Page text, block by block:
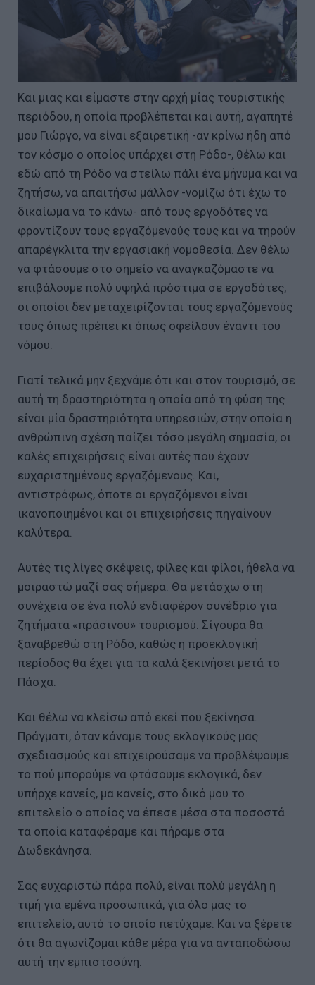
Και μιας και είμαστε στην αρχή μίας τουριστικής
περιόδου, η οποία προβλέπεται και αυτή, αγαπητέ
μου Γιώργο, να είναι εξαιρετική -αν κρίνω ήδη από
τον κόσμο ο οποίος υπάρχει στη Ρόδο-, θέλω και
εδώ από τη Ρόδο να στείλω πάλι ένα μήνυμα και να
ζητήσω, να απαιτήσω μάλλον -νομίζω ότι έχω το
δικαίωμα να το κάνω- από τους εργοδότες να
φροντίζουν τους εργαζόμενούς τους και να τηρούν
απαρέγκλιτα την εργασιακή νομοθεσία. Δεν θέλω
να φτάσουμε στο σημείο να αναγκαζόμαστε να
επιβάλουμε πολύ υψηλά πρόστιμα σε εργοδότες,
οι οποίοι δεν μεταχειρίζονται τους εργαζόμενούς
τους όπως πρέπει κι όπως οφείλουν έναντι του
νόμου.
Γιατί τελικά μην ξεχνάμε ότι και στον τουρισμό, σε
αυτή τη δραστηριότητα η οποία από τη φύση της
είναι μία δραστηριότητα υπηρεσιών, στην οποία η
ανθρώπινη σχέση παίζει τόσο μεγάλη σημασία, οι
καλές επιχειρήσεις είναι αυτές που έχουν
ευχαριστημένους εργαζόμενους. Και,
αντιστρόφως, όποτε οι εργαζόμενοι είναι
ικανοποιημένοι και οι επιχειρήσεις πηγαίνουν
καλύτερα.
Αυτές τις λίγες σκέψεις, φίλες και φίλοι, ήθελα να
μοιραστώ μαζί σας σήμερα. Θα μετάσχω στη
συνέχεια σε ένα πολύ ενδιαφέρον συνέδριο για
ζητήματα «πράσινου» τουρισμού. Σίγουρα θα
ξαναβρεθώ στη Ρόδο, καθώς η προεκλογική
περίοδος θα έχει για τα καλά ξεκινήσει μετά το
Πάσχα.
Και θέλω να κλείσω από εκεί που ξεκίνησα.
Πράγματι, όταν κάναμε τους εκλογικούς μας
σχεδιασμούς και επιχειρούσαμε να προβλέψουμε
το πού μπορούμε να φτάσουμε εκλογικά, δεν
υπήρχε κανείς, μα κανείς, στο δικό μου το
επιτελείο ο οποίος να έπεσε μέσα στα ποσοστά
τα οποία καταφέραμε και πήραμε στα
Δωδεκάνησα.
Σας ευχαριστώ πάρα πολύ, είναι πολύ μεγάλη η
τιμή για εμένα προσωπικά, για όλο μας το
επιτελείο, αυτό το οποίο πετύχαμε. Και να ξέρετε
ότι θα αγωνίζομαι κάθε μέρα για να ανταποδώσω
αυτή την εμπιστοσύνη.